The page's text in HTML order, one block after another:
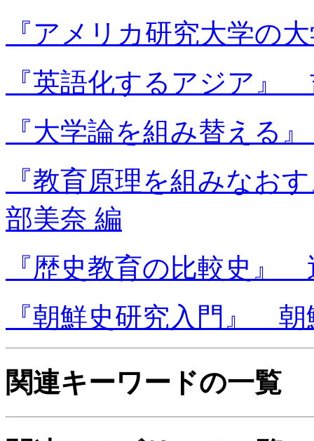
『アメリカ研究大学の
『英語化するアジア』
『大学論を組み替える
『教育原理を組みなお
部美奈 編
『歴史教育の比較史』
『朝鮮史研究入門』 朝
関連キーワードの一覧